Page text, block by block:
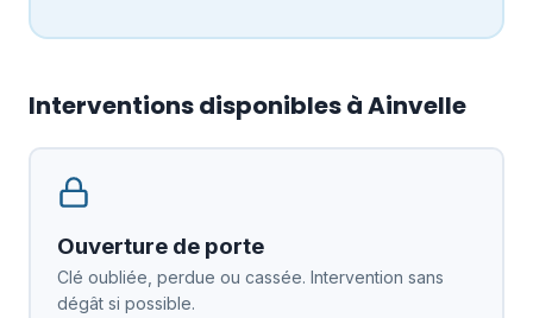
Interventions disponibles à Ainvelle
Ouverture de porte
Clé oubliée, perdue ou cassée. Intervention sans
dégât si possible.